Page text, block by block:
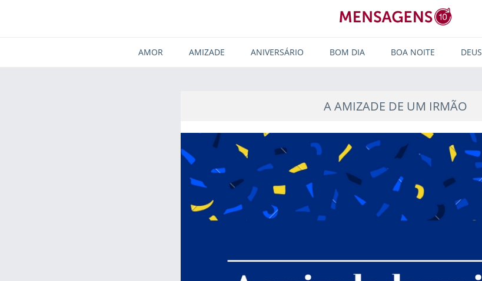
AMOR AMIZADE ANIVERSÁRIO BOM DIA BOA NOITE DEUS
A AMIZADE DE UM IRMÃO